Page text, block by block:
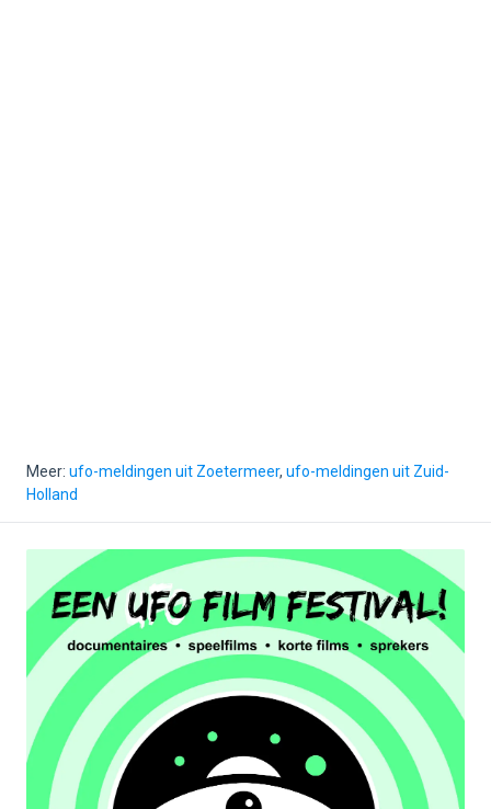
Meer: ufo-meldingen uit Zoetermeer, ufo-meldingen uit Zuid-
Holland